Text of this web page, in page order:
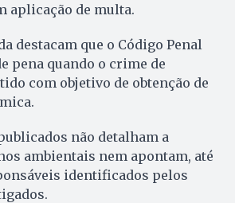
aplicação de multa.
destacam que o Código Penal
pena quando o crime de
com objetivo de obtenção de
não detalham a
ambientais nem apontam, até
identificados pelos